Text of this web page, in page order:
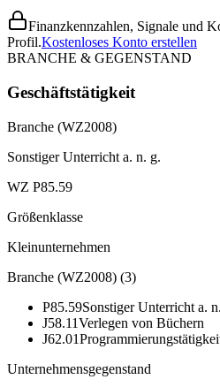
Finanzkennzahlen, Signale und
Profil.Kostenloses Konto erstellen
BRANCHE & GEGENSTAND
Geschäftstätigkeit
Branche (WZ2008)
Sonstiger Unterricht a. n. g.
WZ P85.59
Größenklasse
Kleinunternehmen
Branche (WZ2008) (3)
P85.59Sonstiger Unterricht a.
J58.11Verlegen von Büchern
J62.01
Unternehmensgegenstand